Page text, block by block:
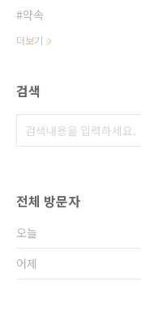
약속
더보기
검색
전체 방문자
오늘
어제